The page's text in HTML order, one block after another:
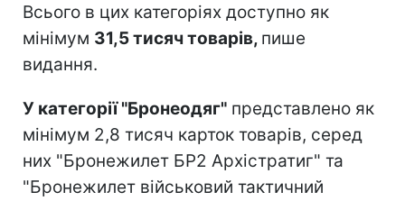
Всього в цих категоріях доступно як
мінімум 31,5 тисяч товарів, пише
видання.
У категорії "Бронеодяг" представлено як
мінімум 2,8 тисяч карток товарів, серед
них "Бронежилет БР2 Архістратиг" та
"Бронежилет військовий тактичний